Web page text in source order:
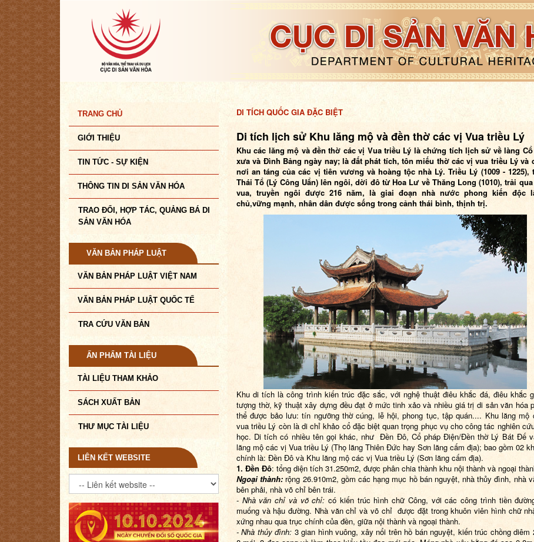
TRANG CHỦ
GIỚI THIỆU
TIN TỨC - SỰ KIỆN
THÔNG TIN DI SẢN VĂN HÓA
TRAO ĐỔI, HỢP TÁC, QUẢNG BÁ DI
SẢN VĂN HÓA
VĂN BẢN PHÁP LUẬT
VĂN BẢN PHÁP LUẬT VIỆT NAM
VĂN BẢN PHÁP LUẬT QUỐC TẾ
TRA CỨU VĂN BẢN
ẤN PHẨM TÀI LIỆU
TÀI LIỆU THAM KHẢO
SÁCH XUẤT BẢN
THƯ MỤC TÀI LIỆU
LIÊN KẾT WEBSITE
DI TÍCH QUỐC GIA ĐẶC BIỆT
Di tích lịch sử Khu lăng mộ và đền thờ các vị Vua triều Lý
Khu các lăng mộ và đền thờ các vị Vua triều Lý là chứng tích lịch sử về làng
xưa và Đình Bảng ngày nay; là đất phát tích, tôn miếu thờ các vị vua triều Lý và
nơi an táng của các vị tiên vương và hoàng tộc nhà Lý. Triều Lý (1009 - 1225),
Thái Tổ (Lý Công Uẩn) lên ngôi, dời đô từ Hoa Lư về Thăng Long (1010), trải
vua, truyền ngôi được 216 năm, là giai đoạn nhà nước phong kiến độc
chủ,vững mạnh, nhân dân được sống trong cảnh thái bình, thịnh trị.
Khu di tích là công trình kiến trúc đặc sắc, với nghệ thuật điêu khắc đá, điêu khắc
tượng thờ, kỹ thuật xây dựng đều đạt ở mức tinh xảo và nhiều giá trị di sản văn hóa
thể được bảo lưu: tín ngưỡng thờ cúng, lễ hội, phong tục, tập quán.... Khu lăng mộ
vua triều Lý còn là di chỉ khảo cổ đặc biệt quan trọng phục vụ cho công tác nghiên
học. Di tích có nhiều tên gọi khác, như Đền Đô, Cổ pháp Điện/Đền thờ Lý Bát Đế
lăng mộ các vị Vua triều Lý (Thọ lăng Thiên Đức hay Sơn lăng cấm địa); bao gồm 02
chính là: Đền Đô và Khu lăng mộ các vị Vua triều Lý (Sơn lăng cấm địa).
1. Đền Đô: tổng diện tích 31.250m2, được phân chia thành khu nội thành và ngoại
Ngoại thành:rộng 26.910m2, gồm các hạng mục hồ bán nguyệt, nhà thủy đình, nhà
bên phải, nhà võ chỉ bên trái.
- Nhà văn chỉ và võ chỉ:có kiến trúc hình chữ Công, với các công trình tiền
muống và hậu đường. Nhà văn chỉ và võ chỉ được đặt trong khuôn viên hình chữ
xứng nhau qua trục chính của đền, giữa nội thành và ngoại thành.
- Nhà thủy đình: 3 gian hình vuông, xây nổi trên hồ bán nguyệt, kiến trúc chồng diêm